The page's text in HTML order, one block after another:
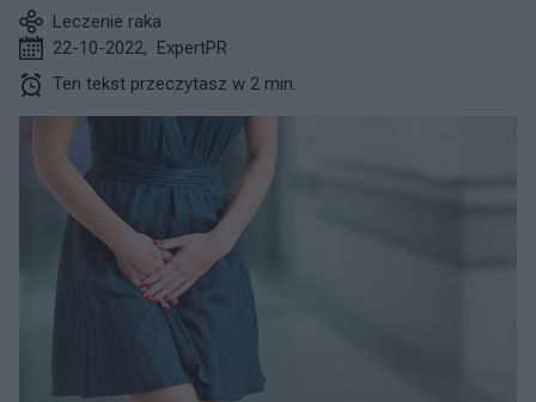
Leczenie raka
22-10-2022, ExpertPR
Ten tekst przeczytasz w 2 min.